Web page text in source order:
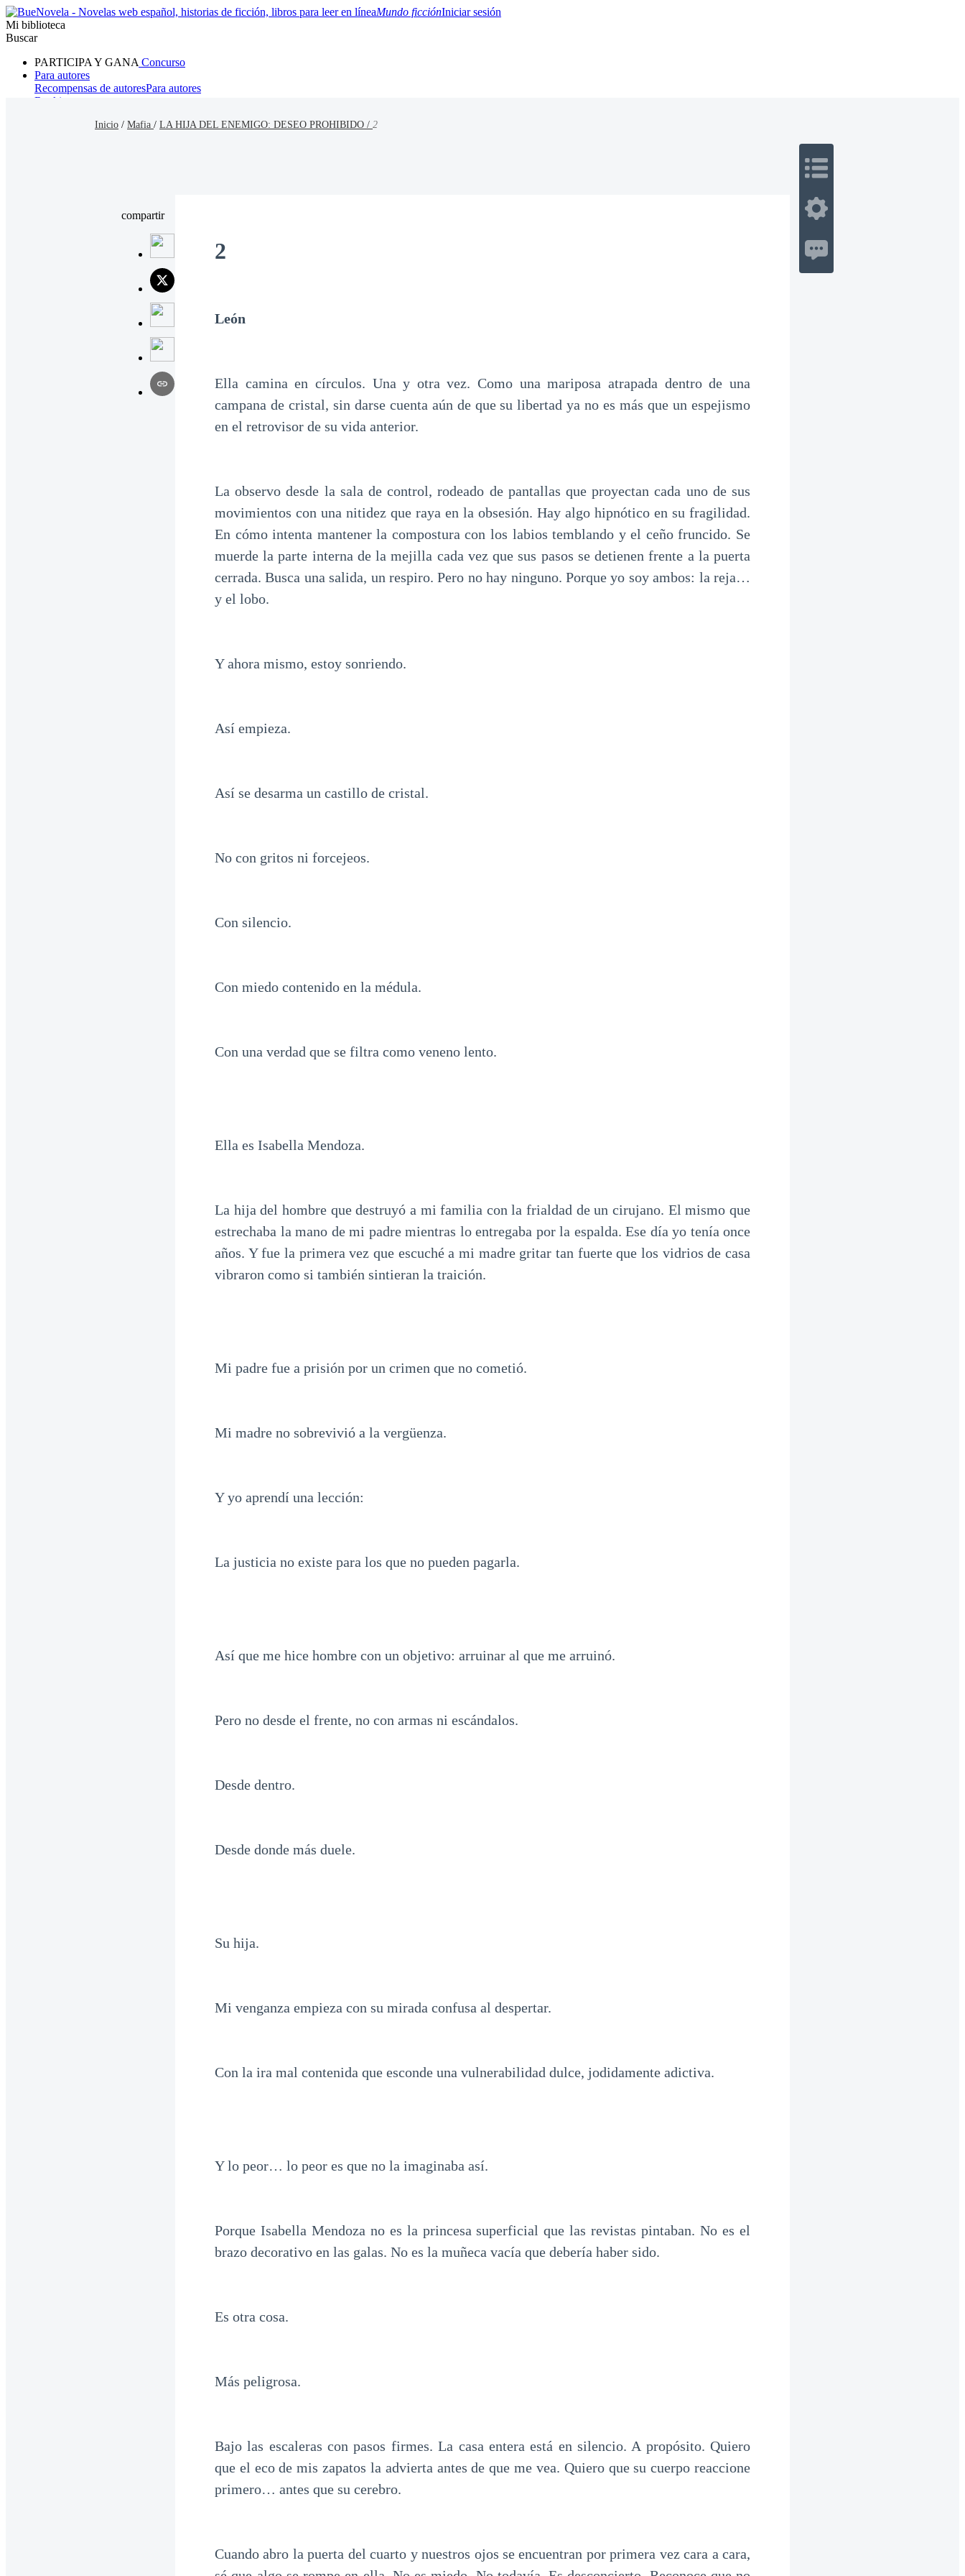
Mundo ficciónIniciar sesión
Mi biblioteca
Buscar
PARTICIPA Y GANA Concurso
Para autores
Recompensas de autoresPara autores
Ranking
Inicio / Mafia / LA HIJA DEL ENEMIGO: DESEO PROHIBIDO / 2
compartir
2
León
Ella camina en círculos. Una y otra vez. Como una mariposa atrapada dentro de una
campana de cristal, sin darse cuenta aún de que su libertad ya no es más que un espejismo
en el retrovisor de su vida anterior.
La observo desde la sala de control, rodeado de pantallas que proyectan cada uno de sus
movimientos con una nitidez que raya en la obsesión. Hay algo hipnótico en su fragilidad.
En cómo intenta mantener la compostura con los labios temblando y el ceño fruncido. Se
muerde la parte interna de la mejilla cada vez que sus pasos se detienen frente a la puerta
cerrada. Busca una salida, un respiro. Pero no hay ninguno. Porque yo soy ambos: la reja…
y el lobo.
Y ahora mismo, estoy sonriendo.
Así empieza.
Así se desarma un castillo de cristal.
No con gritos ni forcejeos.
Con silencio.
Con miedo contenido en la médula.
Con una verdad que se filtra como veneno lento.
Ella es Isabella Mendoza.
La hija del hombre que destruyó a mi familia con la frialdad de un cirujano. El mismo que
estrechaba la mano de mi padre mientras lo entregaba por la espalda. Ese día yo tenía once
años. Y fue la primera vez que escuché a mi madre gritar tan fuerte que los vidrios de casa
vibraron como si también sintieran la traición.
Mi padre fue a prisión por un crimen que no cometió.
Mi madre no sobrevivió a la vergüenza.
Y yo aprendí una lección:
La justicia no existe para los que no pueden pagarla.
Así que me hice hombre con un objetivo: arruinar al que me arruinó.
Pero no desde el frente, no con armas ni escándalos.
Desde dentro.
Desde donde más duele.
Su hija.
Mi venganza empieza con su mirada confusa al despertar.
Con la ira mal contenida que esconde una vulnerabilidad dulce, jodidamente adictiva.
Y lo peor… lo peor es que no la imaginaba así.
Porque Isabella Mendoza no es la princesa superficial que las revistas pintaban. No es el
brazo decorativo en las galas. No es la muñeca vacía que debería haber sido.
Es otra cosa.
Más peligrosa.
Bajo las escaleras con pasos firmes. La casa entera está en silencio. A propósito. Quiero
que el eco de mis zapatos la advierta antes de que me vea. Quiero que su cuerpo reaccione
primero… antes que su cerebro.
Cuando abro la puerta del cuarto y nuestros ojos se encuentran por primera vez cara a cara,